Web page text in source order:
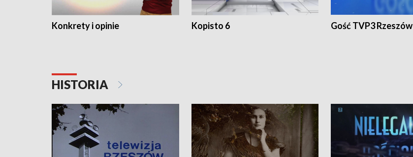
Konkrety i opinie Kopisto 6 Gość TVP3 Rzeszów
HISTORIA